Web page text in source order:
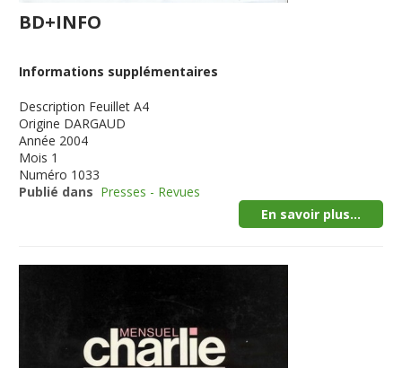
BD+INFO
Informations supplémentaires
Description Feuillet A4
Origine DARGAUD
Année 2004
Mois 1
Numéro 1033
Publié dans Presses - Revues
En savoir plus...